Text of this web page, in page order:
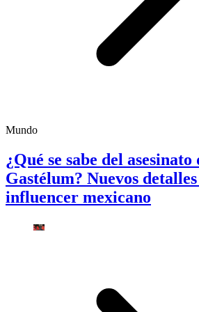
Mundo
¿Qué se sabe del asesinato
Gastélum? Nuevos
influencer mexicano